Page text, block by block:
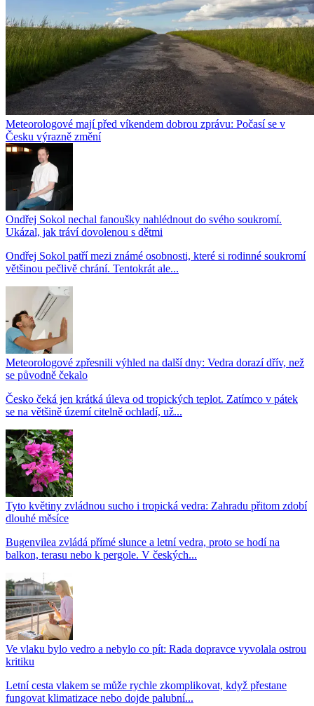
Meteorologové mají před víkendem dobrou zprávu: Počasí se v
Česku výrazně změní
Ondřej Sokol nechal fanoušky nahlédnout do svého soukromí.
Ukázal, jak tráví dovolenou s dětmi
Ondřej Sokol patří mezi známé osobnosti, které si rodinné soukromí
většinou pečlivě chrání. Tentokrát ale...
Meteorologové zpřesnili výhled na další dny: Vedra dorazí dřív, než
se původně čekalo
Česko čeká jen krátká úleva od tropických teplot. Zatímco v pátek
se na většině území citelně ochladí, už...
Tyto květiny zvládnou sucho i tropická vedra: Zahradu přitom zdobí
dlouhé měsíce
Bugenvilea zvládá přímé slunce a letní vedra, proto se hodí na
balkon, terasu nebo k pergole. V českých...
Ve vlaku bylo vedro a nebylo co pít: Rada dopravce vyvolala ostrou
kritiku
Letní cesta vlakem se může rychle zkomplikovat, když přestane
fungovat klimatizace nebo dojde palubní...